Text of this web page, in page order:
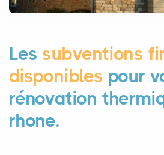
Les subventions
disponibles pour
rénovation
rhone.